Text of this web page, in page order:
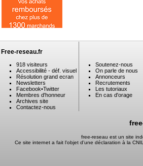
Free-reseau.fr
918 visiteurs
Accessibilité - déf. visuel
Résolution grand ecran
Newsletters
Facebook•Twitter
Membres d'honneur
Archives site
Contactez-nous
Soutenez-nous
On parle de nous
Annonceurs
Recrutements
Les tutoriaux
En cas d'orage
free-reseau est un site
Ce site internet a fait l'objet d'une déclaration à la